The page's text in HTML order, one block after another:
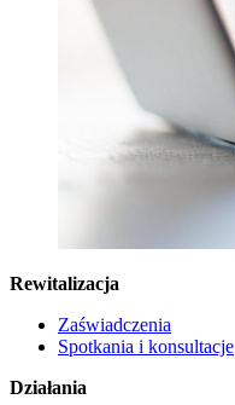
Rewitalizacja
Zaświadczenia
Spotkania i konsultacje
Działania